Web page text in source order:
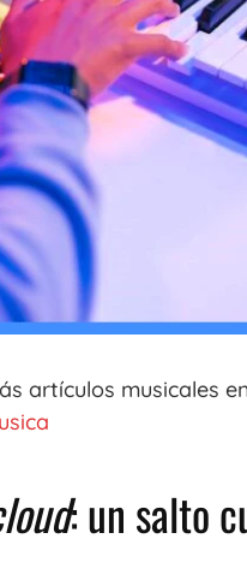
artículos musicales
: un salto